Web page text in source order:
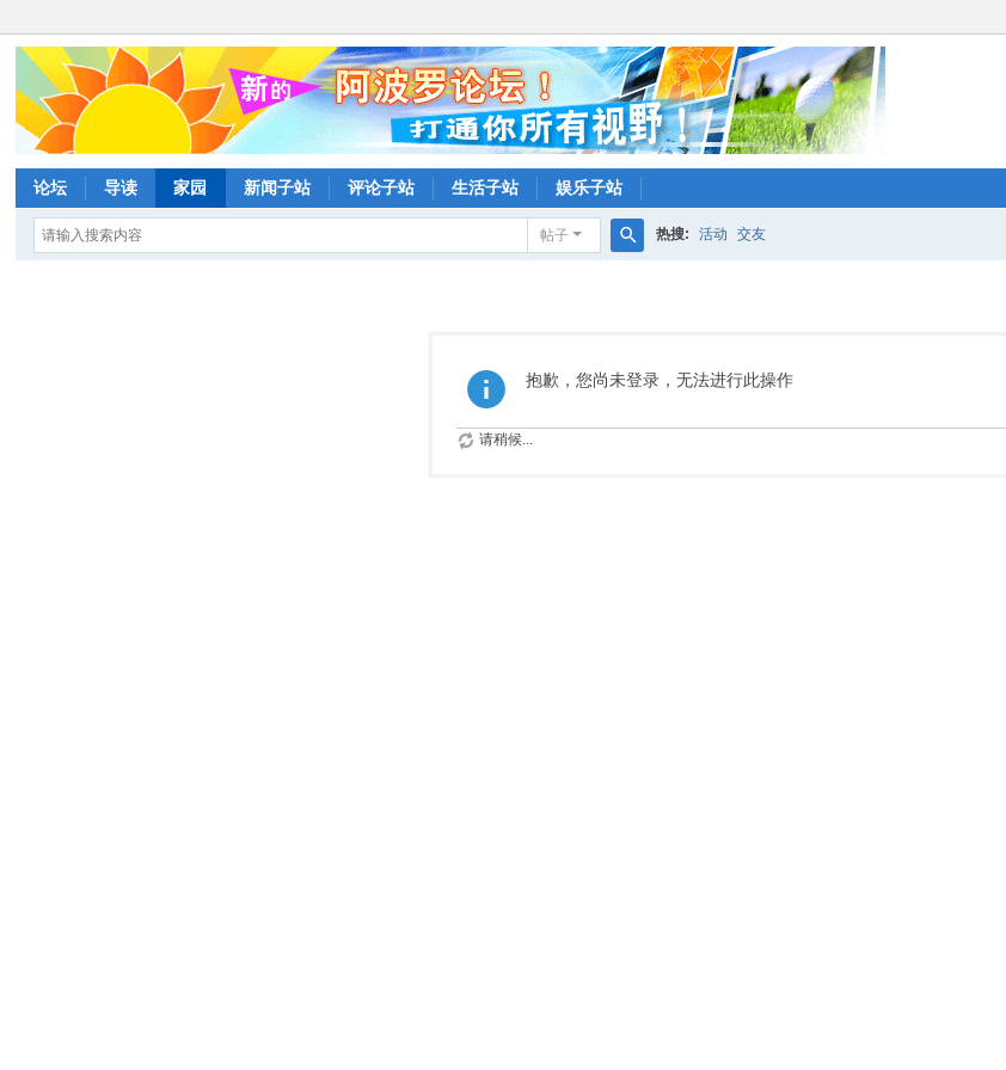
论坛 导读 家园 新闻子站 评论子站 生活子站 娱乐子站
帖子 热搜: 活动 交友
抱歉，您尚未登录，无法进行此操作
请稍候...